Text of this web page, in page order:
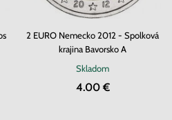
2 EURO Nemecko 2012 - Spolková
krajina Bavorsko A
Skladom
4.00 €